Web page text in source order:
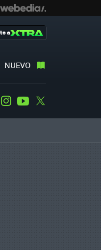
NUEVO
a
TelegramInstagramYoutube